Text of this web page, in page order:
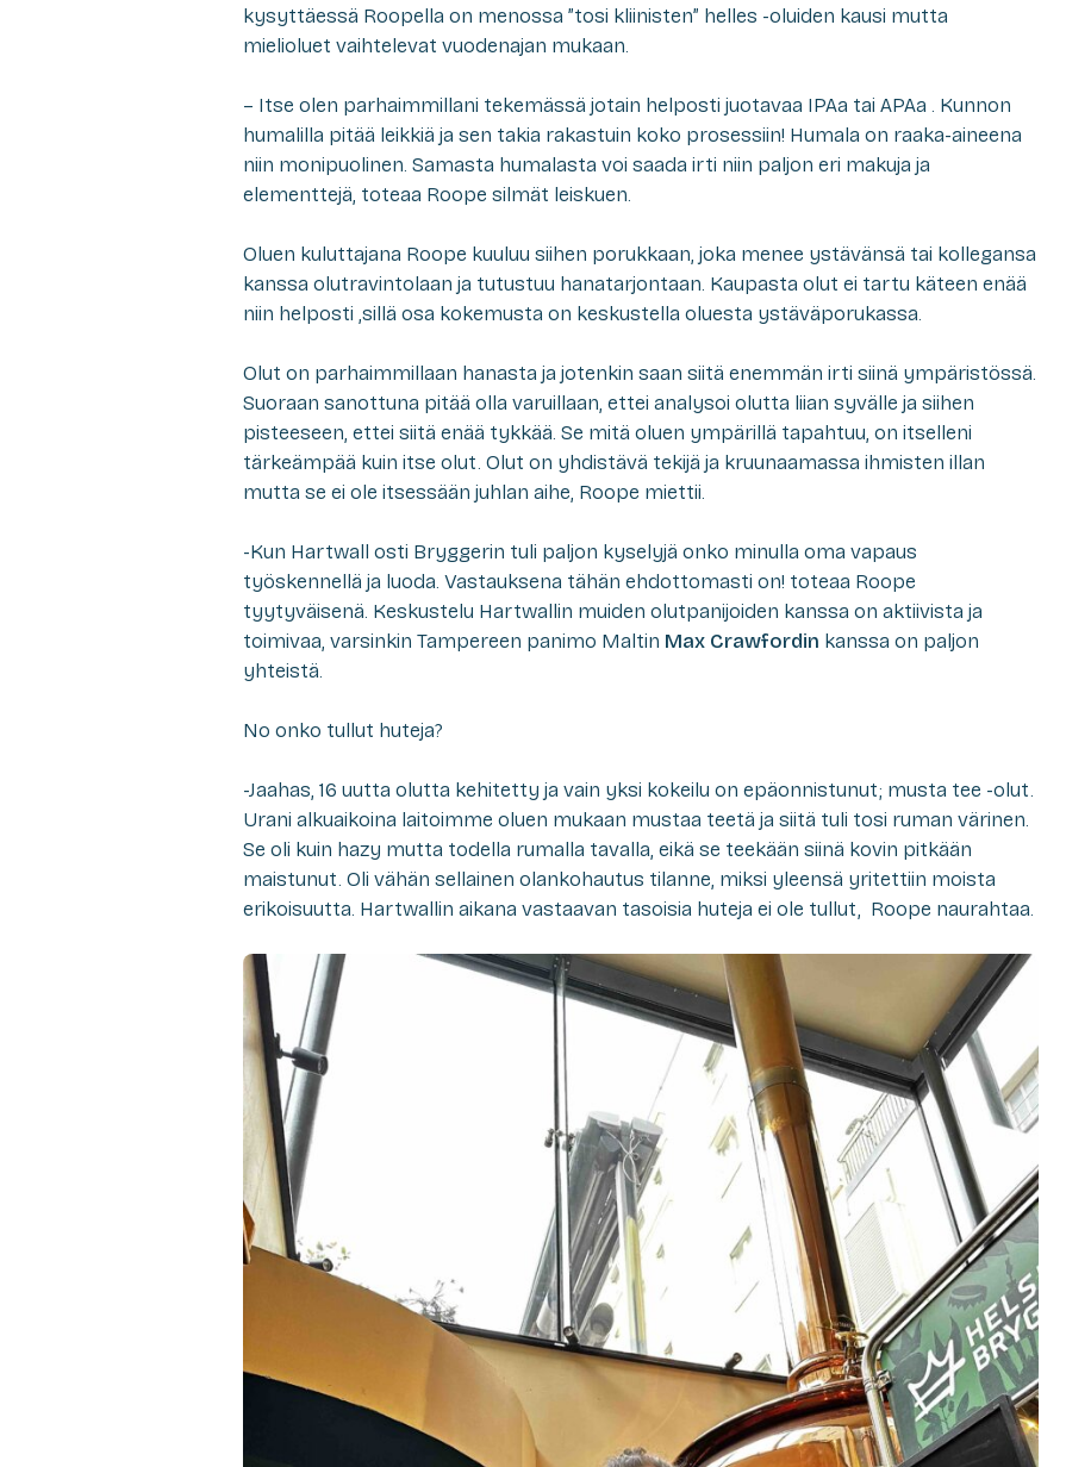
kysyttäessä Roopella on menossa ”tosi kliinisten” helles -oluiden kausi mutta
mielioluet vaihtelevat vuodenajan mukaan.
– Itse olen parhaimmillani tekemässä jotain helposti juotavaa IPAa tai APAa . Kunnon
humalilla pitää leikkiä ja sen takia rakastuin koko prosessiin! Humala on raaka-aineena
niin monipuolinen. Samasta humalasta voi saada irti niin paljon eri makuja ja
elementtejä, toteaa Roope silmät leiskuen.
Oluen kuluttajana Roope kuuluu siihen porukkaan, joka menee ystävänsä tai kollegansa
kanssa olutravintolaan ja tutustuu hanatarjontaan. Kaupasta olut ei tartu käteen enää
niin helposti ,sillä osa kokemusta on keskustella oluesta ystäväporukassa.
Olut on parhaimmillaan hanasta ja jotenkin saan siitä enemmän irti siinä ympäristössä.
Suoraan sanottuna pitää olla varuillaan, ettei analysoi olutta liian syvälle ja siihen
pisteeseen, ettei siitä enää tykkää. Se mitä oluen ympärillä tapahtuu, on itselleni
tärkeämpää kuin itse olut. Olut on yhdistävä tekijä ja kruunaamassa ihmisten illan
mutta se ei ole itsessään juhlan aihe, Roope miettii.
-Kun Hartwall osti Bryggerin tuli paljon kyselyjä onko minulla oma vapaus
työskennellä ja luoda. Vastauksena tähän ehdottomasti on! toteaa Roope
tyytyväisenä. Keskustelu Hartwallin muiden olutpanijoiden kanssa on aktiivista ja
toimivaa, varsinkin Tampereen panimo Maltin Max Crawfordin kanssa on paljon
yhteistä.
No onko tullut huteja?
-Jaahas, 16 uutta olutta kehitetty ja vain yksi kokeilu on epäonnistunut; musta tee -olut.
Urani alkuaikoina laitoimme oluen mukaan mustaa teetä ja siitä tuli tosi ruman värinen.
Se oli kuin hazy mutta todella rumalla tavalla, eikä se teekään siinä kovin pitkään
maistunut. Oli vähän sellainen olankohautus tilanne, miksi yleensä yritettiin moista
erikoisuutta. Hartwallin aikana vastaavan tasoisia huteja ei ole tullut, Roope naurahtaa.